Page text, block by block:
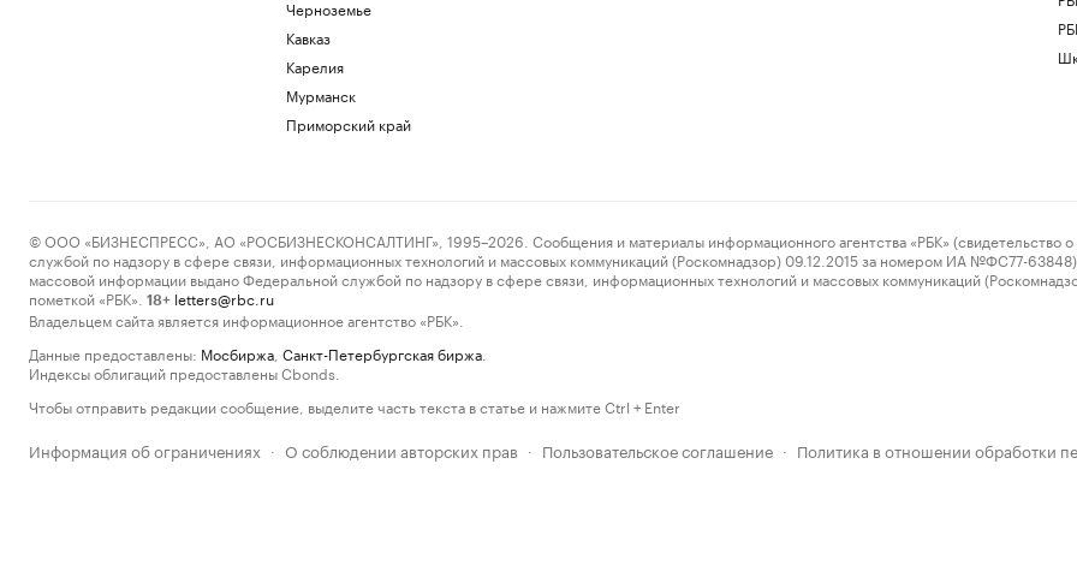
Черноземье
Кавказ
Карелия
Мурманск
Приморский край
© ООО «БИЗНЕСПРЕСС», АО «РОСБИЗНЕСКОНСАЛТИНГ», 1995–2026. Сообщения и материалы информационного агентства «РБК» (свидетельство о
службой по надзору в сфере связи, информационных технологий и массовых коммуникаций (Роскомнадзор) 09.12.2015 за номером ИА №ФС77-63848)
массовой информации выдано Федеральной службой по надзору в сфере связи, информационных технологий и массовых коммуникаций
пометкой «РБК».
18+ letters@rbc.ru
Владельцем сайта является информационное агентство «РБК».
Данные предоставлены: Мосбиржа Санкт-Петербургская биржа
Индексы облигаций предоставлены Cbonds.
Чтобы отправить редакции сообщение, выделите часть текста в статье и нажмите Ctrl + Enter
Информация об ограничениях · О соблюдении авторских прав · Пользовательское соглашение · Политика в отношении обработки